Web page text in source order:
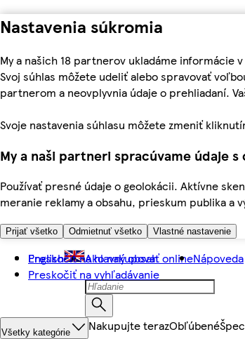
Nastavenia súkromia
My a našich 18 partnerov ukladáme
Svoj súhlas môžete udeliť alebo spravovať
partnerom a neovplyvnia údaje o prehliadaní.
Svoje nastavenia súhlasu môžete zmeniť
My a naši partneri spracúvame údaje
Používať presné údaje o geolokácii. Aktívne
meranie reklamy a obsahu, prieskum publika a
Prijať všetko Odmietnuť všetko Vlastné nastavenie
Preskočiť na hlavný obsah
Preskočiť na vyhľadávanie
English Ako nakupovať onlineNápoveda
Všetky kategórie Nakupujte terazObľúbené